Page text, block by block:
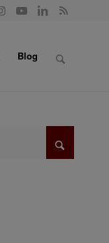
Blog